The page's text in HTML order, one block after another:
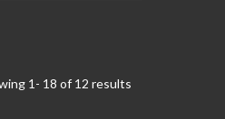
1- 18 of 12 results